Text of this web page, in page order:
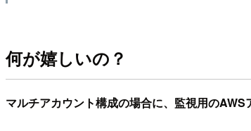
何が嬉しいの？
マルチアカウント構成の場合に、監視用のAWS